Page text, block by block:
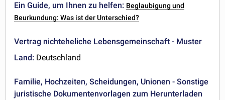
Ein Guide, um Ihnen zu helfen: Beglaubigung und
Beurkundung: Was ist der Unterschied?
Vertrag nichteheliche Lebensgemeinschaft - Muster
Land: Deutschland
Familie, Hochzeiten, Scheidungen, Unionen - Sonstige
juristische Dokumentenvorlagen zum Herunterladen